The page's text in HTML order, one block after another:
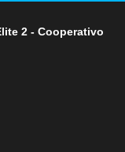
2 - Cooperativo